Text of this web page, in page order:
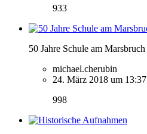
933
50 Jahre Schule am Marsbruch
michael.cherubin
24. März 2018 um 13:37
998